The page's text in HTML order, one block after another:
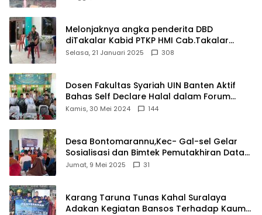
Melonjaknya angka penderita DBD
diTakalar Kabid PTKP HMI Cab.Takalar
angkat bicara
Selasa, 21 Januari 2025 308
Dosen Fakultas Syariah UIN Banten Aktif
Bahas Self Declare Halal dalam Forum
Ijtima Ulama MUI
Kamis, 30 Mei 2024 144
Desa Bontomarannu,Kec- Gal-sel Gelar
Sosialisasi dan Bimtek Pemutakhiran Data
ID
Jumat, 9 Mei 2025 31
Karang Taruna Tunas Kahal Suralaya
Adakan Kegiatan Bansos Terhadap Kaum